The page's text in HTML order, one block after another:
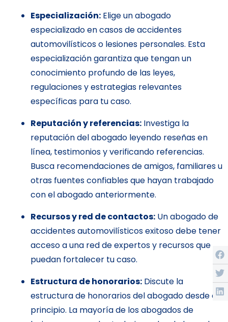
Especialización: Elige un abogado
especializado en casos de accidentes
automovilísticos o lesiones personales. Esta
especialización garantiza que tengan un
conocimiento profundo de las leyes,
regulaciones y estrategias relevantes
específicas para tu caso.
Reputación y referencias: Investiga la
reputación del abogado leyendo reseñas en
línea, testimonios y verificando referencias.
Busca recomendaciones de amigos, familiares u
otras fuentes confiables que hayan trabajado
con el abogado anteriormente.
Recursos y red de contactos: Un abogado de
accidentes automovilísticos exitoso debe tener
acceso a una red de expertos y recursos que
puedan fortalecer tu caso.
Estructura de honorarios: Discute la
estructura de honorarios del abogado desde el
principio. La mayoría de los abogados de